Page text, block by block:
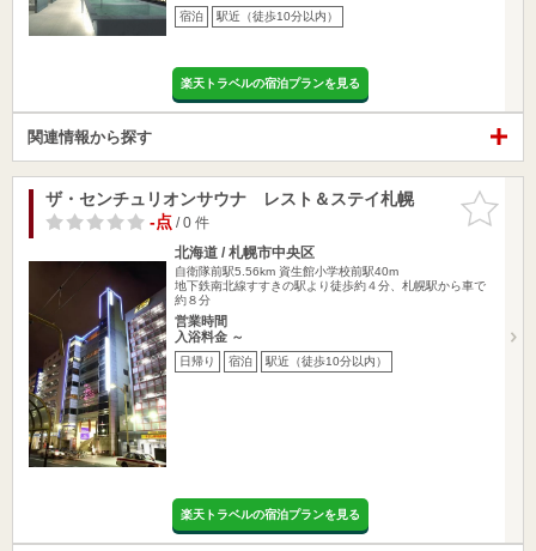
宿泊 駅近（徒歩10分以内）
楽天トラベルの宿泊プランを見る
関連情報から探す
お気に入
りに追加
ザ・センチュリオンサウナ レスト＆ステイ札幌
-点/ 0 件
北海道 / 札幌市中央区
自衛隊前駅5.56km 資生館小学校前駅40m
地下鉄南北線すすきの駅より徒歩約４分、札幌駅から車で
約８分
営業時間
入浴料金 ～
日帰り 宿泊 駅近（徒歩10分以内）
楽天トラベルの宿泊プランを見る